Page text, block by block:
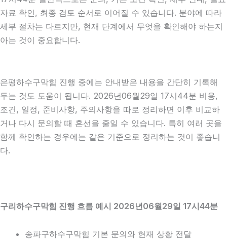
자료 확인, 최종 검토 순서로 이어질 수 있습니다. 분야에 따라
세부 절차는 다르지만, 현재 단계에서 무엇을 확인해야 하는지
아는 것이 중요합니다.
은평하수구막힘 진행 중에는 안내받은 내용을 간단히 기록해
두는 것도 도움이 됩니다. 2026년06월29일 17시44분 비용,
조건, 일정, 준비사항, 주의사항을 따로 정리하면 이후 비교하
거나 다시 문의할 때 혼선을 줄일 수 있습니다. 특히 여러 곳을
함께 확인하는 경우에는 같은 기준으로 정리하는 것이 좋습니
다.
구리하수구막힘 진행 흐름 예시 2026년06월29일 17시44분
송파구하수구막힘 기본 문의와 현재 상황 전달